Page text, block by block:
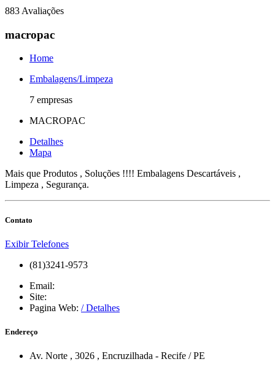
883 Avaliações
macropac
Home
Embalagens/Limpeza
7 empresas
MACROPAC
Detalhes
Mapa
Mais que Produtos , Soluções !!!! Embalagens Descartáveis ,
Limpeza , Segurança.
Contato
Exibir Telefones
(81)3241-9573
Email:
Site:
Pagina Web: / Detalhes
Endereço
Av. Norte , 3026 , Encruzilhada - Recife /PE